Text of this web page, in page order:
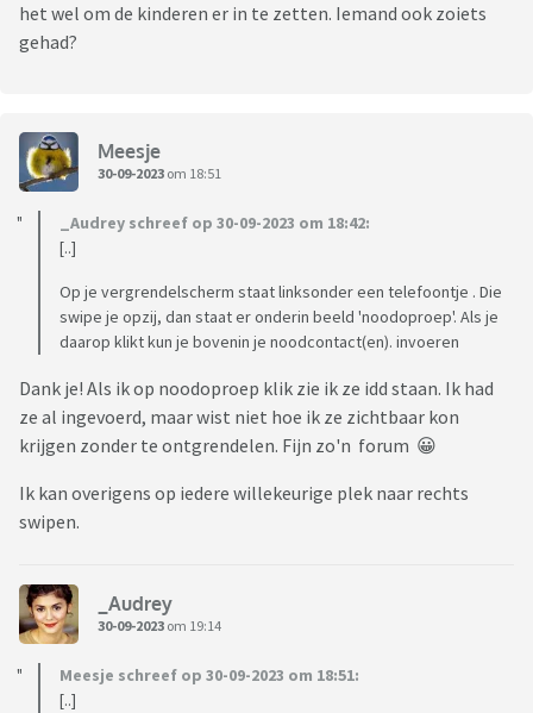
het wel om de kinderen er in te zetten. Iemand ook zoiets
gehad?
Meesje
30-09-2023 om 18:51
_Audrey schreef op 30-09-2023 om 18:42:
[..]
Op je vergrendelscherm staat linksonder een telefoontje . Die
swipe je opzij, dan staat er onderin beeld 'noodoproep'. Als je
daarop klikt kun je bovenin je noodcontact(en). invoeren
Dank je! Als ik op noodoproep klik zie ik ze idd staan. Ik had
ze al ingevoerd, maar wist niet hoe ik ze zichtbaar kon
krijgen zonder te ontgrendelen. Fijn zo'n forum 😀
Ik kan overigens op iedere willekeurige plek naar rechts
swipen.
_Audrey
30-09-2023 om 19:14
Meesje schreef op 30-09-2023 om 18:51:
[..]